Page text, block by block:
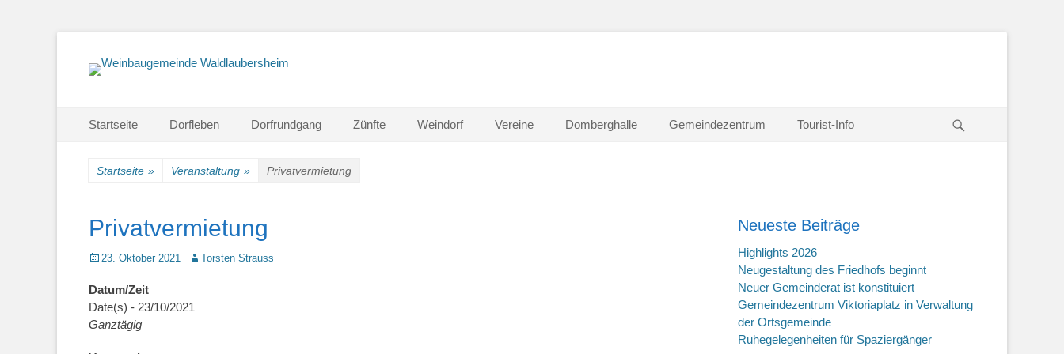
Weinbaugemeinde Waldlaubersheim
Einfach schön leben
Primärmenu
zum
Startseite Dorfleben Dorfrundgang Zünfte Weindorf Vereine Domberghalle Gemeindezentrum Tourist-Info
Startseite » Veranstaltung » Privatvermietung
Privatvermietung
Veröffentlicht
23. Oktober 2021 AutorTorsten Strauss
Datum/Zeit
Date(s) - 23/10/2021
Ganztägig
Neueste Beiträge
Highlights 2026
Neugestaltung des Friedhofs beginnt
Neuer Gemeinderat ist konstituiert
Gemeindezentrum Viktoriaplatz in Verwaltung
der Ortsgemeinde
Ruhegelegenheiten für Spaziergänger